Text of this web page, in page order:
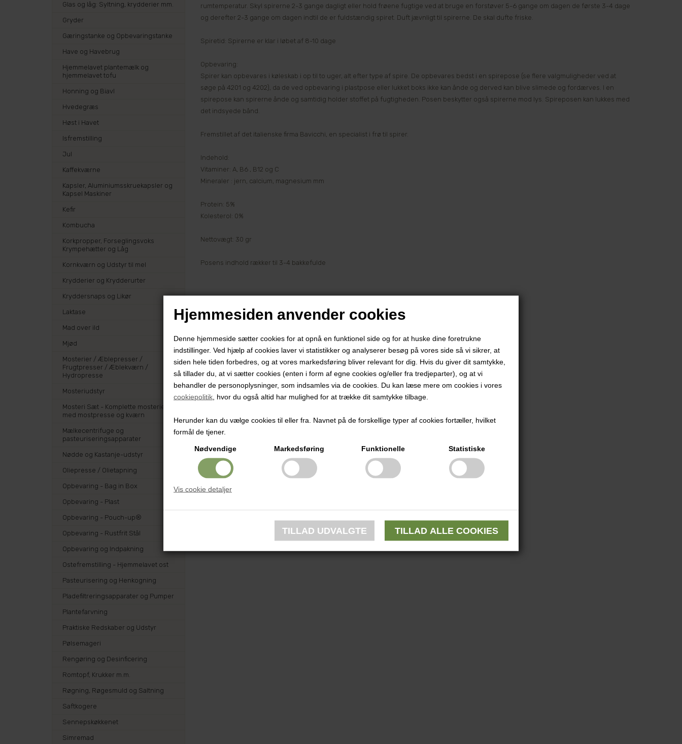
Hjemmesiden anvender cookies
Denne hjemmeside sætter cookies for at opnå en funktionel side og for at huske dine foretrukne
indstillinger. Ved hjælp af cookies laver vi statistikker og analyserer besøg på vores side så vi sikrer, at
siden hele tiden forbedres, og at vores markedsføring bliver relevant for dig. Hvis du giver dit samtykke,
så tillader du, at vi sætter cookies (enten i form af egne cookies og/eller fra tredjeparter), og at vi
behandler de personoplysninger, som indsamles via de cookies. Du kan læse mere om cookies i vores
cookiepolitik , hvor du også altid har mulighed for at trække dit samtykke tilbage.
Herunder kan du vælge cookies til eller fra. Navnet på de forskellige typer af cookies fortæller, hvilket
formål de tjener.
Nødvendige Markedsføring Funktionelle Statistiske
Vis cookie detaljer
rumtemperatur. Skyl spirerne 2-3 gange dagligt eller hold frøene fugtige ved at bruge en forstøver 5-6 gange om dagen de første 3-4 dage
og derefter 2-3 gange om dagen indtil de er fuldstændig spiret. Duft jævnligt til spirerne. De skal dufte friske.
Spiretid: Spirerne er klar i løbet af 8-10 dage
Opbevaring:
Spirer kan opbevares i køleskab i op til to uger, alt efter type af spire. De opbevares bedst i en spirepose (se flere valgmuligheder ved at
søge på 4201 og 4202), da de ved opbevaring i plastpose eller lukket boks ikke kan ånde og derved kan blive slimede og fordærves. I en
spirepose kan spirerne ånde og samtidig holder stoffet på fugtigheden. Posen beskytter også spirerne mod lys. Spireposen kan lukkes med
det indsyede bånd.
Fremstillet af det italienske firma Bavicchi, en specialist i frø til spirer.
Indehold:
Vitaminer: A, B6 , B12 og C
Mineraler : jern, calcium, magnesium mm
Protein: 5%
Kolesterol: 0%
Nettovægt: 30 gr
Posens indhold rækker til 3-4 bakkefulde
Glas og låg: Syltning, krydderier mm.
Gryder
Gæringstanke og Opbevaringstanke
Have og Havebrug
Hjemmelavet plantemælk og
hjemmelavet tofu
Honning og Biavl
Hvedegræs
Høst i Havet
Isfremstilling
Jul
Kaffekværne
Kapsler, Aluminiumsskruekapsler og
Kapsel Maskiner
Kefir
Kombucha
Korkpropper, Forseglingsvoks
Krympehætter og Låg
Kornkværn og Udstyr til mel
Krydderier og Krydderurter
Kryddersnaps og Likør
Laktase
Mad over ild
Mjød
Mosterier / Æblepresser /
Frugtpresser / Æblekværn /
Hydropresse
Mosteriudstyr
Mosteri Sæt - Komplette mosterier
med mostpresse og kværn
Mælkecentrifuge og
pasteuriseringsapparater
Nødde og Kastanje-udstyr
Oliepresse / Olietapning
Opbevaring - Bag in Box
Opbevaring - Plast
Opbevaring - Pouch-up®
Opbevaring - Rustfrit Stål
Opbevaring og Indpakning
Ostefremstilling - Hjemmelavet ost
Pasteurisering og Henkogning
Pladefiltreringsapparater og Pumper
Plantefarvning
Praktiske Redskaber og Udstyr
Pølsemageri
Rengøring og Desinficering
Romtopf, Krukker m.m.
Røgning, Røgesmuld og Saltning
Saftkogere
Sennepskøkkenet
Simremad